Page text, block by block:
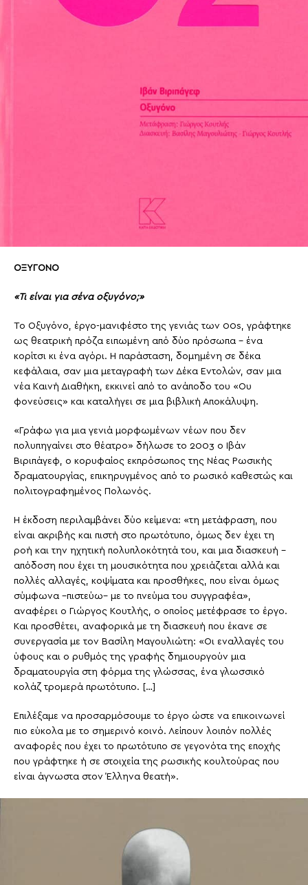
ΟΞΥΓΟΝΟ
«Τι είναι για σένα οξυγόνο;»
Το Οξυγόνο, έργο-μανιφέστο της γενιάς των 00s, γράφτηκε
ως θεατρική πρόζα ειπωμένη από δύο πρόσωπα – ένα
κορίτσι κι ένα αγόρι. Η παράσταση, δομημένη σε δέκα
κεφάλαια, σαν μια μεταγραφή των Δέκα Εντολών, σαν μια
νέα Καινή Διαθήκη, εκκινεί από το ανάποδο του «Ου
φονεύσεις» και καταλήγει σε μια βιβλική Αποκάλυψη.
«Γράφω για μια γενιά μορφωμένων νέων που δεν
πολυπηγαίνει στο θέατρο» δήλωσε το 2003 ο Ιβάν
Βιριπάγεφ, ο κορυφαίος εκπρόσωπος της Νέας Ρωσικής
δραματουργίας, επικηρυγμένος από το ρωσικό καθεστώς και
πολιτογραφημένος Πολωνός.
Η έκδοση περιλαμβάνει δύο κείμενα: «τη μετάφραση, που
είναι ακριβής και πιστή στο πρωτότυπο, όμως δεν έχει τη
ροή και την ηχητική πολυπλοκότητά του, και μια διασκευή –
απόδοση που έχει τη μουσικότητα που χρειάζεται αλλά και
πολλές αλλαγές, κοψίματα και προσθήκες, που είναι όμως
σύμφωνα –πιστεύω– με το πνεύμα του συγγραφέα»,
αναφέρει ο Γιώργος Κουτλής, ο οποίος μετέφρασε το έργο.
Και προσθέτει, αναφορικά με τη διασκευή που έκανε σε
συνεργασία με τον Βασίλη Μαγουλιώτη: «Οι εναλλαγές του
ύφους και ο ρυθμός της γραφής δημιουργούν μια
δραματουργία στη φόρμα της γλώσσας, ένα γλωσσικό
κολάζ τρομερά πρωτότυπο. […]
Επιλέξαμε να προσαρμόσουμε το έργο ώστε να επικοινωνεί
πιο εύκολα με το σημερινό κοινό. Λείπουν λοιπόν πολλές
αναφορές που έχει το πρωτότυπο σε γεγονότα της εποχής
που γράφτηκε ή σε στοιχεία της ρωσικής κουλτούρας που
είναι άγνωστα στον Έλληνα θεατή».